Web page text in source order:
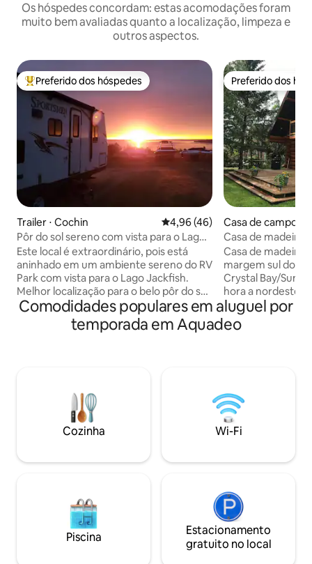
Os hóspedes concordam: estas acomodações foram
muito bem avaliadas quanto a localização, limpeza e
outros aspectos.
Entre os melhores preferidos dos hóspedes
Preferido dos hóspedes
Trailer ⋅ Cochin 4,96 de uma avaliação média
4,96 (46)
Pôr do sol sereno com vista para o Lago
Jackfish!
Este local é extraordinário, pois está
aninhado em um ambiente sereno do RV
Park com vista para o Lago Jackfish.
Melhor localização para o belo pôr do sol!
A poucos minutos da praia de areia, do
Farol, dos lançamentos de barcos, dos
campos de golfe e muito mais. Fogueira,
Deve trazer seus próprios lençóis e
roupas de cama! Travesseiros
fornecidos. Confira nosso outro anúncio
Air BnB RV, Beautiful Sunsets com vista
Preferido dos
Preferido dos
Casa de campo ⋅
Casa de madeira
Brightsand
Casa de madeira
margem sul do
Crystal Bay/
hora a nordeste
de madeira de
com uma
andar principal,
queen size novas
de estar com
tem água limpa e
excelente para
Comodidades populares em aluguel por
temporada em Aquadeo
Cozinha Wi-Fi
Piscina
Estacionamento
gratuito no local